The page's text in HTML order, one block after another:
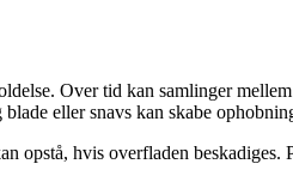
Over tid kan samlinger
eller snavs kan skabe
opstå, hvis overfladen